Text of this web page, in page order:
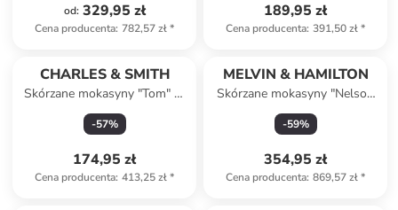
od: 329,95 zł
Cena producenta: 782,57 zł*
189,95 zł
Cena producenta: 391,50 zł*
CHARLES & SMITH
Skórzane mokasyny "Tom" w
kolorze granatowym
-57%
174,95 zł
Cena producenta: 413,25 zł*
MELVIN & HAMILTON
Skórzane mokasyny "Nelson
20" w kolorze czarnym
-59%
354,95 zł
Cena producenta: 869,57 zł*